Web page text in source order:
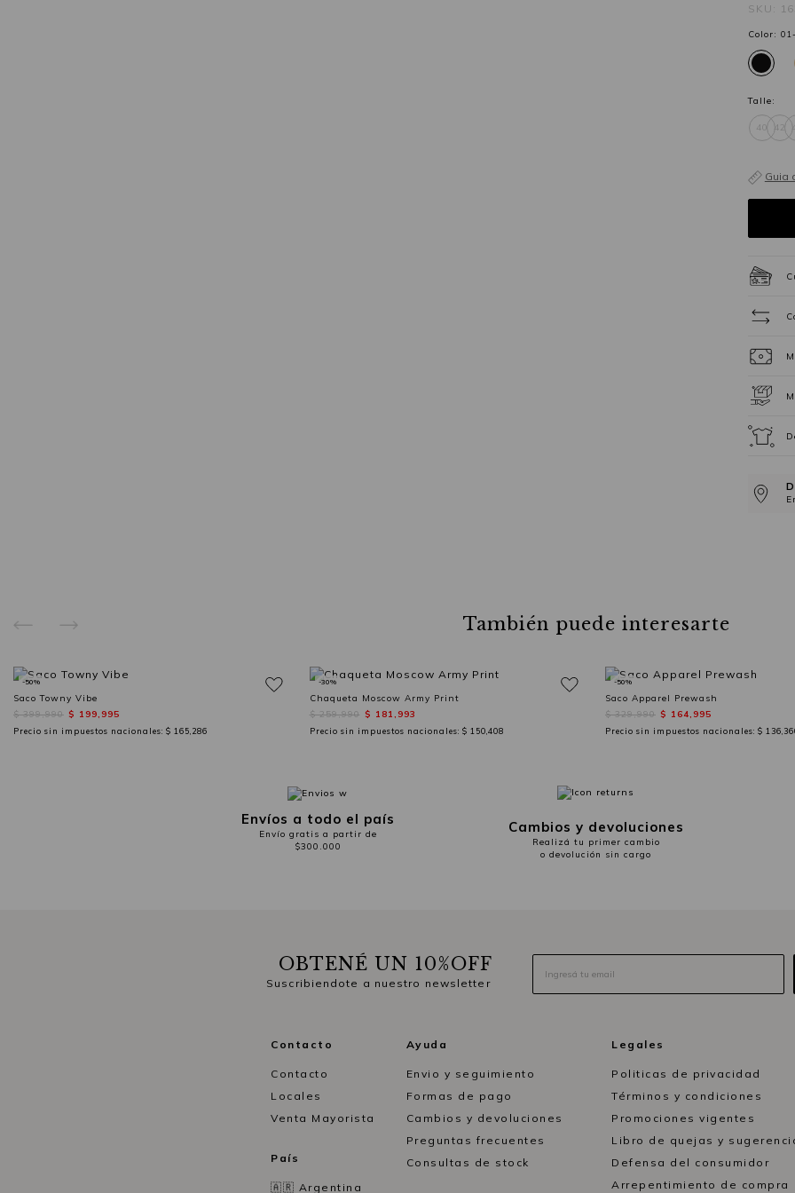
SKU:
Color:
Talle:
40 42
Guia
También puede interesarte
Saco Towny Vibe
$ 399,990 $ 199,995
Precio sin impuestos nacionales: $ 165,286
-50%
Chaqueta Moscow Army Print
$ 259,990 $ 181,993
Precio sin impuestos nacionales: $ 150,408
-30%
Saco Apparel Prewash
$ 329,990 $ 164,995
Precio sin impuestos nacionales: $
-50%
Envíos a todo el país
Envío gratis a partir de
$300.000
Cambios y devoluciones
Realizá tu primer cambio
o devolución sin cargo
OBTENÉ UN 10%OFF
Suscribiendote a nuestro newsletter
Contacto
Contacto
Locales
Venta Mayorista
País
🇦🇷 Argentina
Ayuda
Envio y seguimiento
Formas de pago
Cambios y devoluciones
Preguntas frecuentes
Consultas de stock
Legales
Politicas de privacidad
Términos y condiciones
Promociones vigentes
Libro de quejas y
Defensa del consumidor
Arrepentimiento de compra